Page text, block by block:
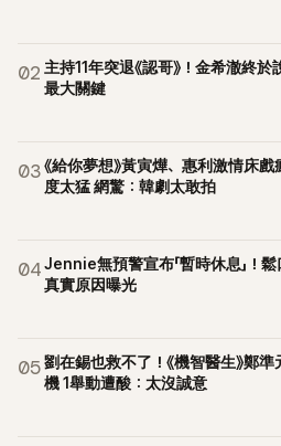
02 主持11年突退《認哥》！金希澈終
最大關鍵
03《給你夢想》黃寅燁、惠利激情床
度太猛 網驚：韓劇太敢拍
04Jennie無預警宣布「暫時休息」！
真實原因曝光
05劉在錫也救不了！《機智醫生》鄭
機 1舉動遭酸：太沒誠意